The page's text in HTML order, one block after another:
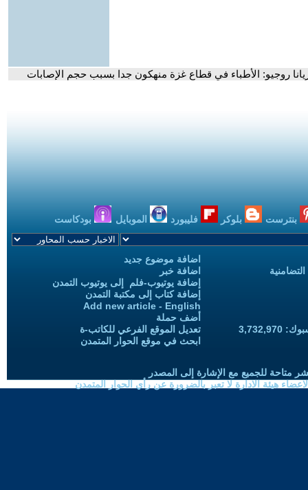
روجيو: الأطباء في قطاع غزة منهكون جدا بسبب حجم الإصابات
بنترست بلوكر فليبورد الموبايل بودكاست
اضافة موضوع جديد
اضافة خبر
إضافة يوتيوب-فلم إلى يوتيوب التمدن
إضافة كتاب إلى مكتبة التمدن
Add new article - English
أضف حملة
تعديل الموقع الفرعي للكاتب-ة
ابحث في موقع الحوار المتمدن
متاحة للجميع مع الإشارة إلى المصدر
هيئة الادارة لا تعبر بالضرورة عن رأي الحوار المتمدن